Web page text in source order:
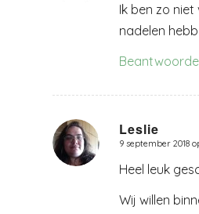
Ik ben zo
nadelen
Leslie
zegt:
9 september 2018
Heel leuk
Wij willen